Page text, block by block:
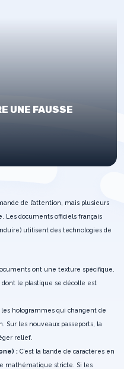
UNE FAUSSE
de l’attention, mais plusieurs
Les documents officiels français
utilisent des technologies de
ont une texture spécifique.
le plastique se décolle est
les hologrammes qui changent de
Sur les nouveaux passeports, la
relief.
: C’est la bande de caractères en
mathématique stricte. Si les